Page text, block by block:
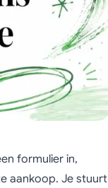
formulier in,
aankoop. Je stuurt